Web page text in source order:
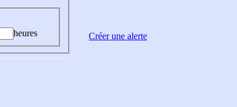
heures
Créer une alerte